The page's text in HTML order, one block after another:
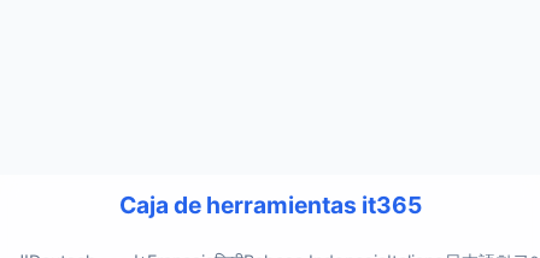
Caja de herramientas it365